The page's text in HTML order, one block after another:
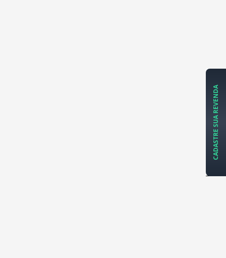
CADASTRE SUA REVENDA